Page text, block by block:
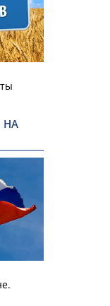
НА